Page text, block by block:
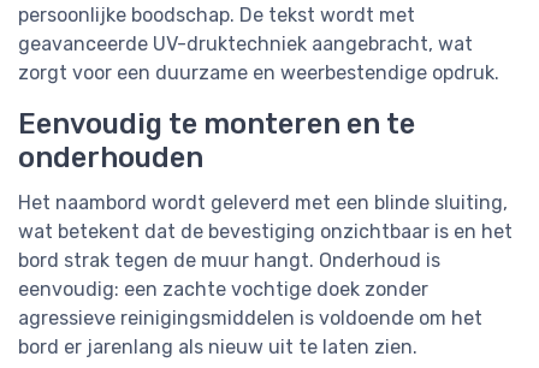
persoonlijke boodschap. De tekst wordt met
geavanceerde UV-druktechniek aangebracht, wat
zorgt voor een duurzame en weerbestendige opdruk.
Eenvoudig te monteren en te
onderhouden
Het naambord wordt geleverd met een blinde sluiting,
wat betekent dat de bevestiging onzichtbaar is en het
bord strak tegen de muur hangt. Onderhoud is
eenvoudig: een zachte vochtige doek zonder
agressieve reinigingsmiddelen is voldoende om het
bord er jarenlang als nieuw uit te laten zien.